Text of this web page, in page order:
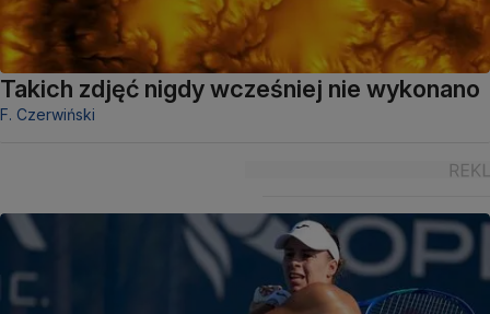
Takich zdjęć nigdy wcześniej nie wykonano
F. Czerwiński